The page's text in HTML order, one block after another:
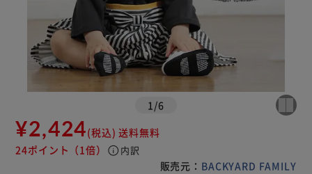
1 /6
¥2,424(税込) 送料無料
24ポイント （1倍） info 内訳
販売元： BACKYARD FAMILY